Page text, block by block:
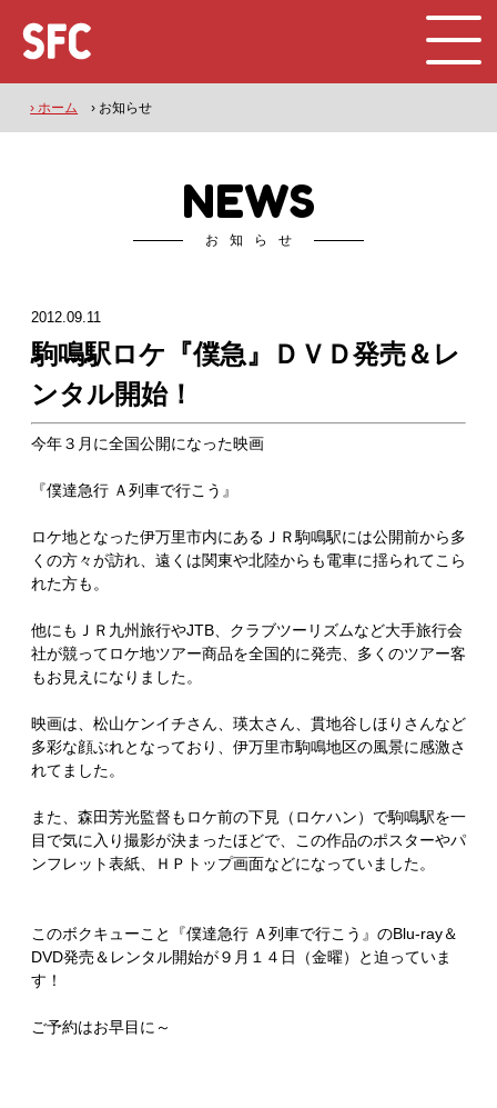
› ホーム › お知らせ
NEWS
お知らせ
2012.09.11
駒鳴駅ロケ『僕急』ＤＶＤ発売＆レ
ンタル開始！
今年３月に全国公開になった映画
『僕達急行 Ａ列車で行こう』
ロケ地となった伊万里市内にあるＪＲ駒鳴駅には公開前から多
くの方々が訪れ、遠くは関東や北陸からも電車に揺られてこら
れた方も。
他にもＪＲ九州旅行やJTB、クラブツーリズムなど大手旅行会
社が競ってロケ地ツアー商品を全国的に発売、多くのツアー客
もお見えになりました。
映画は、松山ケンイチさん、瑛太さん、貫地谷しほりさんなど
多彩な顔ぶれとなっており、伊万里市駒鳴地区の風景に感激さ
れてました。
また、森田芳光監督もロケ前の下見（ロケハン）で駒鳴駅を一
目で気に入り撮影が決まったほどで、この作品のポスターやパ
ンフレット表紙、ＨＰトップ画面などになっていました。
このボクキューこと『僕達急行 Ａ列車で行こう』のBlu-ray＆
DVD発売＆レンタル開始が９月１４日（金曜）と迫っていま
す！
ご予約はお早目に～